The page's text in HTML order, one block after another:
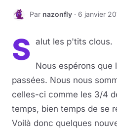
N Par nazonfly · 6 janvier
S alut les p'tits clous.
Nous espérons que
passées. Nous nous
celles-ci comme les 3/4
temps, bien temps de se
Voilà donc quelques